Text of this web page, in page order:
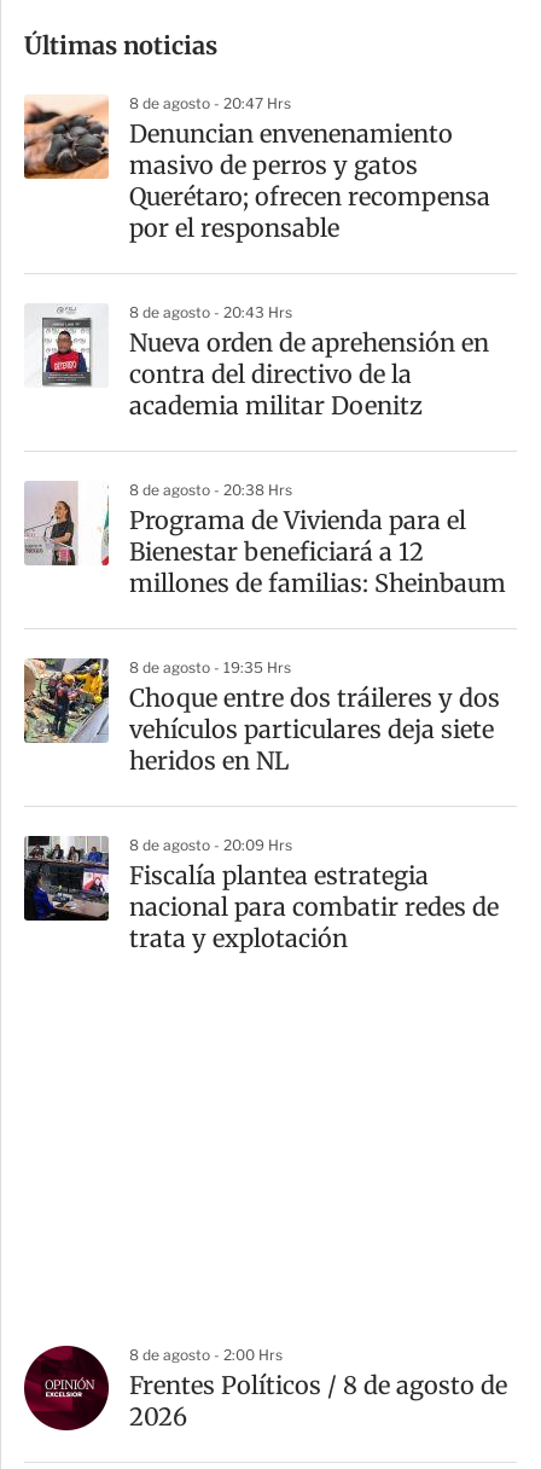
m
a
r
t
Últimas noticias
8 de agosto - 20:47 Hrs
Denuncian envenenamiento
masivo de perros y gatos
Querétaro; ofrecen recompensa
por el responsable
8 de agosto - 20:43 Hrs
Nueva orden de aprehensión en
contra del directivo de la
academia militar Doenitz
8 de agosto - 20:38 Hrs
Programa de Vivienda para el
Bienestar beneficiará a 12
millones de familias: Sheinbaum
8 de agosto - 19:35 Hrs
Choque entre dos tráileres y dos
vehículos particulares deja siete
heridos en NL
8 de agosto - 20:09 Hrs
Fiscalía plantea estrategia
nacional para combatir redes de
trata y explotación
8 de agosto - 2:00 Hrs
Frentes Políticos / 8 de agosto de
2026